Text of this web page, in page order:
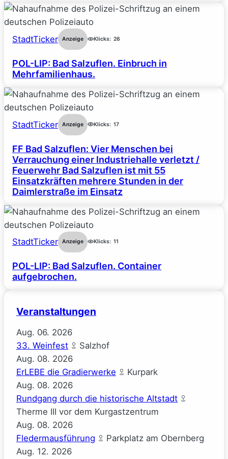
StadtTicker Anzeige Klicks: 26
POL-LIP: Bad Salzuflen. Einbruch in
Mehrfamilienhaus.
StadtTicker Anzeige Klicks: 17
FF Bad Salzuflen: Vier Menschen bei
Verrauchung einer Industriehalle verletzt /
Feuerwehr Bad Salzuflen ist mit 55
Einsatzkräften mehrere Stunden in der
Daimlerstraße im Einsatz
StadtTicker Anzeige Klicks: 11
POL-LIP: Bad Salzuflen. Container
aufgebrochen.
Veranstaltungen
Aug. 06. 2026
33. Weinfest
Salzhof
Aug. 08. 2026
ErLEBE die Gradierwerke
Kurpark
Aug. 08. 2026
Rundgang durch die historische Altstadt
Therme III vor dem Kurgastzentrum
Aug. 08. 2026
Fledermausführung
Parkplatz am Obernberg
Aug. 12. 2026